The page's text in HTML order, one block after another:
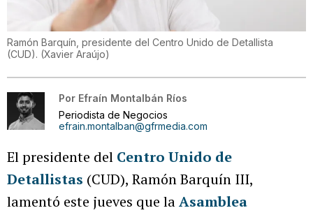
Ramón Barquín, presidente del Centro Unido de Detallista
(CUD). (Xavier Araújo)
Por Efraín Montalbán Ríos
Periodista de Negocios
efrain.montalban@gfrmedia.com
El presidente del Centro Unido de
Detallistas (CUD), Ramón Barquín III,
lamentó este jueves que laAsamblea